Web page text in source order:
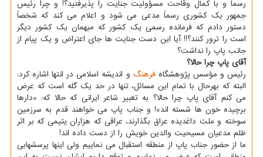
رسماً و با کمال وقاحت مسؤولیت جنایت را پذیرفتید؟! و چرا رئیس
جمهور یک کشوری رسماً مدعی می شود و اعلام می کند که شخصاً
دستور دادم که فرمانده رسمی یک کشور که میهمان یک کشور دیگر
است را ترور کنند؟!! آیا این دست جنایت ها جای اعتراض و یک پیام از
جانب پاپ را نداشت؟
آقای پاپ چرا حالا؟
رئیس و مؤسس پژوهشگاهفرهنگ و اندیشه اسلامی در انتها اشاره کرد:
البته که بهرحال با تمام این مسائل، تنها در حد یک گله است که عرض
می کنم آقای پاپ چرا حالا؟ به تعبیر شاعر ایرانی که حالا که: «دارها
برچیده خون ها شسته اند»! و جناب پاپ می خواهند قدم به سرزمین
سوخته و ملت داغدیده عراق بگذارند، عراقی که هزاران یتیمی که بر اثر
ظلم مدعیان مسیحیت والدین خویش را از دست داده اند!
ما از حضور جناب پاپ از منطقه استقبال می نماییم ولی اینها پرسشهایی